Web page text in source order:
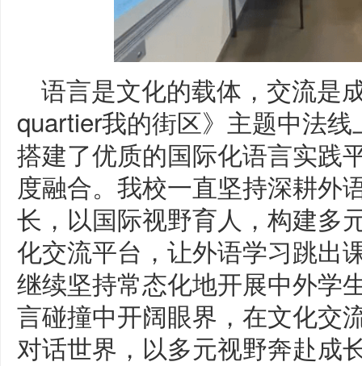
语言是文化的载体，交流是
quartier我的街区》主题中法
搭建了优质的国际化语言实践
度融合。我校一直坚持深耕外
长，以国际视野育人，构建多
化交流平台，让外语学习跳出
继续坚持常态化地开展中外学
言碰撞中开阔眼界，在文化交
对话世界，以多元视野奔赴成